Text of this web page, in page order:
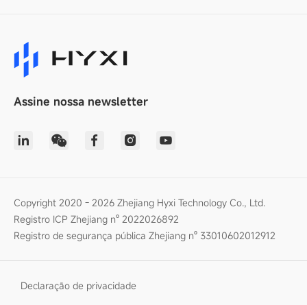
Assine nossa newsletter
Copyright 2020 - 2026 Zhejiang Hyxi Technology Co., Ltd.
Registro ICP Zhejiang nº 2022026892
Registro de segurança pública Zhejiang nº 33010602012912
Declaração de privacidade